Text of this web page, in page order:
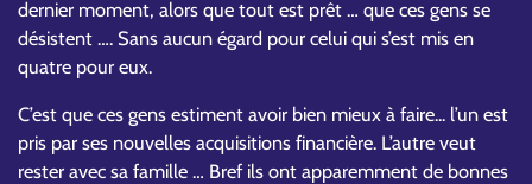
dernier moment, alors que tout est prêt … que ces gens se
désistent …. Sans aucun égard pour celui qui s’est mis en
quatre pour eux.
C’est que ces gens estiment avoir bien mieux à faire... l’un est
pris par ses nouvelles acquisitions financière. L’autre veut
rester avec sa famille … Bref ils ont apparemment de bonnes